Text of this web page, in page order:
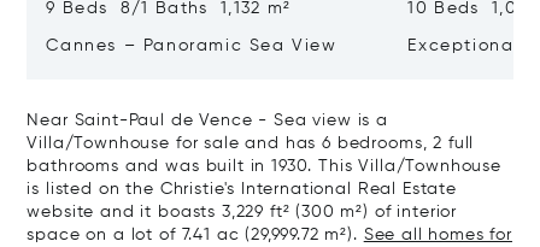
9 Beds 8/1 Baths 1,132 m²
Cannes – Panoramic Sea View
10 Beds 1,020
Exceptional
Near Saint-Paul de Vence - Sea view is a
Villa/Townhouse for sale and has 6 bedrooms, 2 full
bathrooms and was built in 1930. This Villa/Townhouse
is listed on the Christie's International Real Estate
website and it boasts 3,229 ft² (300 m²) of interior
space on a lot of 7.41 ac (29,999.72 m²). See all homes for